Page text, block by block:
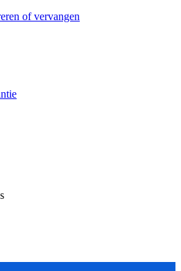
of vervangen